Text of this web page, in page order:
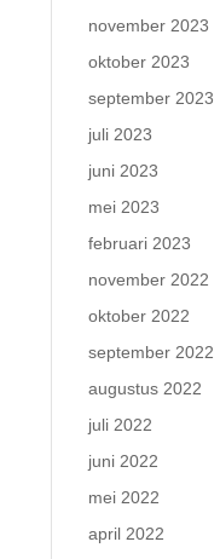
november 2023
oktober 2023
september 2023
juli 2023
juni 2023
mei 2023
februari 2023
november 2022
oktober 2022
september 2022
augustus 2022
juli 2022
juni 2022
mei 2022
april 2022